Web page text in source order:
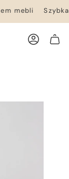
mebli
KONTO